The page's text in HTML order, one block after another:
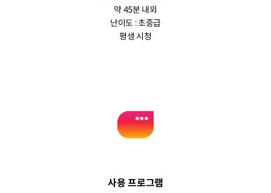
약 45분 내외
난이도 : 초중급
평생 시청
사용 프로그램